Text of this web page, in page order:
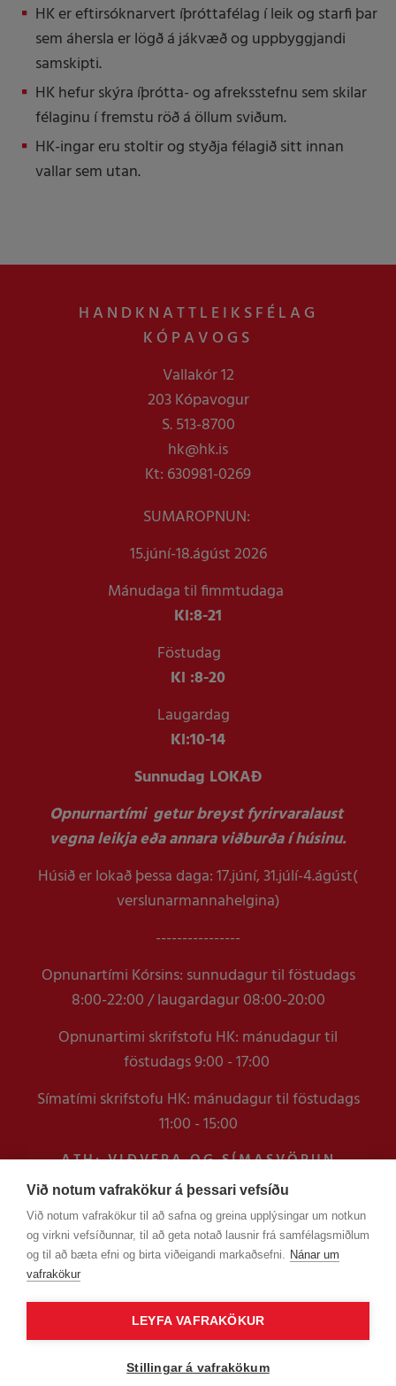
Við notum vafrakökur á þessari vefsíðu
Við notum vafrakökur til að safna og greina upplýsingar um notkun
og virkni vefsíðunnar, til að geta notað lausnir frá samfélagsmiðlum
og til að bæta efni og birta viðeigandi markaðsefni. Nánar um
vafrakökur
LEYFA VAFRAKÖKUR
Stillingar á vafrakökum
HK er eftirsóknarvert íþróttafélag í leik og starfi þar
sem áhersla er lögð á jákvæð og uppbyggjandi
samskipti.
HK hefur skýra íþrótta- og afreksstefnu sem skilar
félaginu í fremstu röð á öllum sviðum.
HK-ingar eru stoltir og styðja félagið sitt innan
vallar sem utan.
HANDKNATTLEIKSFÉLAG
KÓPAVOGS
Vallakór 12
203 Kópavogur
S. 513-8700
hk@hk.is
Kt: 630981-0269
SUMAROPNUN:
15.júní-18.ágúst 2026
Mánudaga til fimmtudaga
Kl:8-21
Föstudag
Kl :8-20
Laugardag
Kl:10-14
Sunnudag LOKAÐ
Opnurnartími getur breyst fyrirvaralaust
vegna leikja eða annara viðburða í húsinu.
Húsið er lokað þessa daga: 17.júní, 31.júlí-4.ágúst(
verslunarmannahelgina)
----------------
Opnunartími Kórsins: sunnudagur til föstudags
8:00-22:00 / laugardagur 08:00-20:00
Opnunartimi skrifstofu HK: mánudagur til
föstudags 9:00 - 17:00
Símatími skrifstofu HK: mánudagur til föstudags
11:00 - 15:00
ATH: VIÐVERA OG SÍMASVÖRUN
VERÐUR TAKMÖRKUÐ Á
SKRIFSTOFUNNI FRAM YFIR
VERSLUNARMANNHELGI
EN ERINDUM SEM KOMA Í GEGNUM
TÖLVUPÓSTA VERÐUR SVARAÐ